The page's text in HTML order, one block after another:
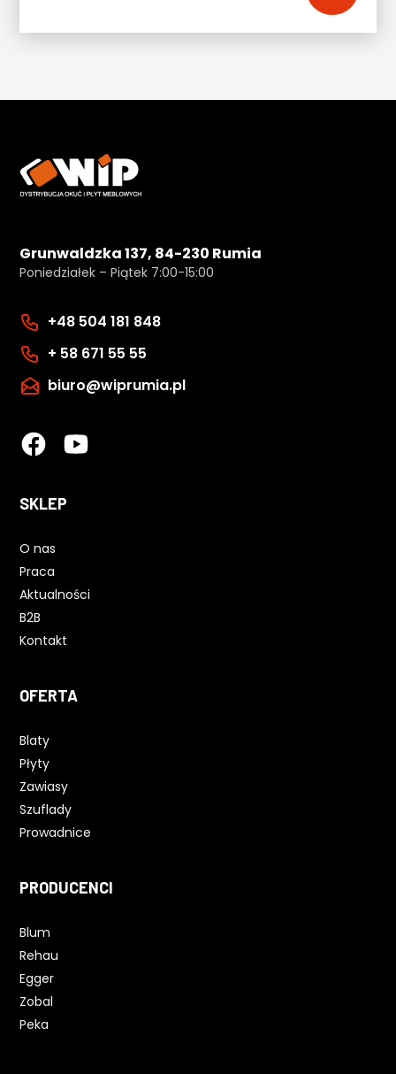
Grunwaldzka 137, 84-230 Rumia
Poniedziałek – Piątek 7:00-15:00
+48 504 181 848
+ 58 671 55 55
biuro@wiprumia.pl
SKLEP
O nas
Praca
Aktualności
B2B
Kontakt
OFERTA
Blaty
Płyty
Zawiasy
Szuflady
Prowadnice
PRODUCENCI
Blum
Rehau
Egger
Zobal
Peka